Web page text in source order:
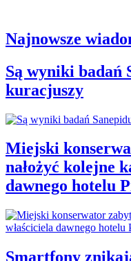
Najnowsze
Są wyniki badań
kuracjuszy
Miejski
nałożyć kolejne
dawnego hotelu
Smartfony